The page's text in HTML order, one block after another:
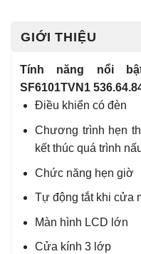
GIỚI THIỆU
Tính năng nổi
SF6101TVN1
Điều khiển có đèn
Chương trình hẹn
kết thúc quá trình
Chức năng hẹn giờ
Tự động tắt khi cửa
Màn hình LCD lớn
Cửa kính 3 lớp